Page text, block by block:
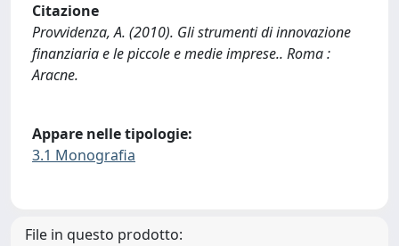
Citazione
Provvidenza, A. (2010). Gli strumenti di innovazione
finanziaria e le piccole e medie imprese.. Roma :
Aracne.
Appare nelle tipologie:
3.1 Monografia
File in questo prodotto: